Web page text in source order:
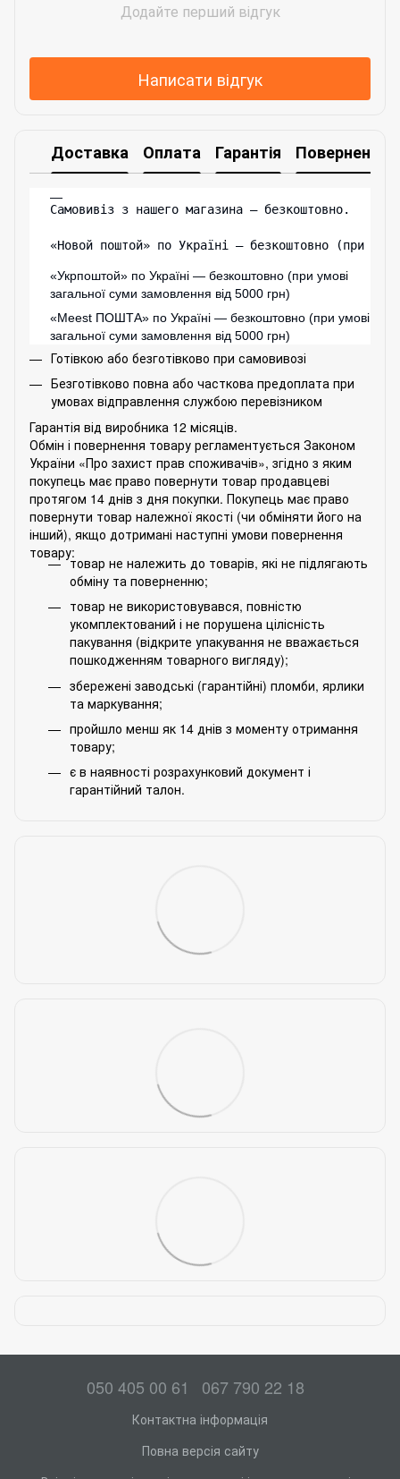
Додайте перший відгук
Написати відгук
Доставка Оплата Гарантія Повернення
Самовивіз з нашего магазина – безкоштовно.
«Новой поштой» по Україні — безкоштовно (при
«Укрпоштой» по Україні — безкоштовно (при умові
загальної суми замовлення від 5000 грн)
«Meest ПОШТА» по Україні — безкоштовно (при умові
загальної суми замовлення від 5000 грн)
Готівкою або безготівково при самовивозі
Безготівково повна або часткова предоплата при
умовах відправлення службою перевізником
Гарантія від виробника 12 місяців.
Обмін і повернення товару регламентується Законом
України «Про захист прав споживачів», згідно з яким
покупець має право повернути товар продавцеві
протягом 14 днів з дня покупки. Покупець має право
повернути товар належної якості (чи обміняти його на
інший), якщо дотримані наступні умови повернення
товару:
товар не належить до товарів, які не підлягають
обміну та поверненню;
товар не використовувався, повністю
укомплектований і не порушена цілісність
пакування (відкрите упакування не вважається
пошкодженням товарного вигляду);
збережені заводські (гарантійні) пломби, ярлики
та маркування;
пройшло менш як 14 днів з моменту отримання
товару;
є в наявності розрахунковий документ і
гарантійний талон.
050 405 00 61 067 790 22 18
Контактна інформація
Повна версія сайту